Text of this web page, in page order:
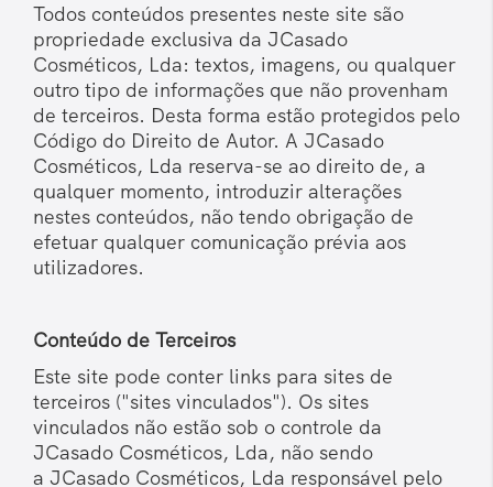
Todos conteúdos presentes neste site são
propriedade exclusiva da JCasado
Cosméticos, Lda: textos, imagens, ou qualquer
outro tipo de informações que não provenham
de terceiros. Desta forma estão protegidos pelo
Código do Direito de Autor. A JCasado
Cosméticos, Lda reserva-se ao direito de, a
qualquer momento, introduzir alterações
nestes conteúdos, não tendo obrigação de
efetuar qualquer comunicação prévia aos
utilizadores.
Conteúdo de Terceiros
Este site pode conter links para sites de
terceiros ("sites vinculados"). Os sites
vinculados não estão sob o controle da
JCasado Cosméticos, Lda, não sendo
a JCasado Cosméticos, Lda responsável pelo